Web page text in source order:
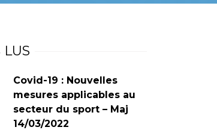
LUS
Covid-19 : Nouvelles
mesures applicables au
secteur du sport – Maj
14/03/2022